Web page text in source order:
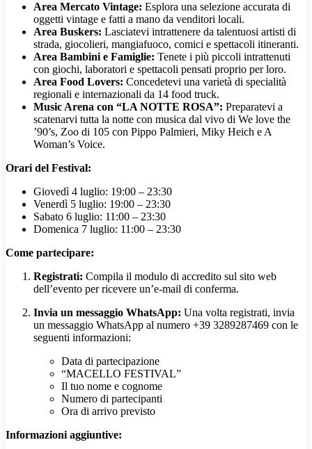
Area Mercato Vintage: Esplora una selezione accurata di
oggetti vintage e fatti a mano da venditori locali.
Area Buskers: Lasciatevi intrattenere da talentuosi artisti di
strada, giocolieri, mangiafuoco, comici e spettacoli itineranti.
Area Bambini e Famiglie: Tenete i più piccoli intrattenuti
con giochi, laboratori e spettacoli pensati proprio per loro.
Area Food Lovers: Concedetevi una varietà di specialità
regionali e internazionali da 14 food truck.
Music Arena con “LA NOTTE ROSA”: Preparatevi a
scatenarvi tutta la notte con musica dal vivo di We love the
’90’s, Zoo di 105 con Pippo Palmieri, Miky Heich e A
Woman’s Voice.
Orari del Festival:
Giovedì 4 luglio: 19:00 – 23:30
Venerdì 5 luglio: 19:00 – 23:30
Sabato 6 luglio: 11:00 – 23:30
Domenica 7 luglio: 11:00 – 23:30
Come partecipare:
Registrati: Compila il modulo di accredito sul sito web
dell’evento per ricevere un’e-mail di conferma.
Invia un messaggio WhatsApp: Una volta registrati, invia
un messaggio WhatsApp al numero +39 3289287469 con le
seguenti informazioni:
Data di partecipazione
“MACELLO FESTIVAL”
Il tuo nome e cognome
Numero di partecipanti
Ora di arrivo previsto
Informazioni aggiuntive: